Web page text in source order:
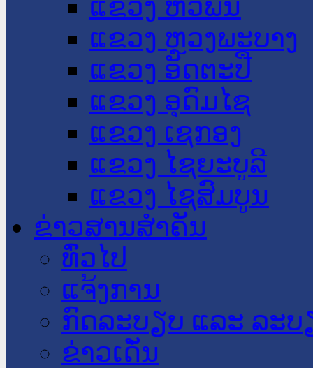
ແຂວງ ຫົວພັນ
ແຂວງ ຫຼວງພະບາງ
ແຂວງ ອັດຕະປື
ແຂວງ ອຸດົມໄຊ
ແຂວງ ເຊກອງ
ແຂວງ ໄຊຍະບູລີ
ແຂວງ ໄຊສົມບູນ
ຂ່າວສານສໍາຄັນ
​ທົ່ວ​ໄປ
ແຈ້ງການ
ກົດລະບຽບ ແລະ ລະບ
ຂ່າວເດັ່ນ